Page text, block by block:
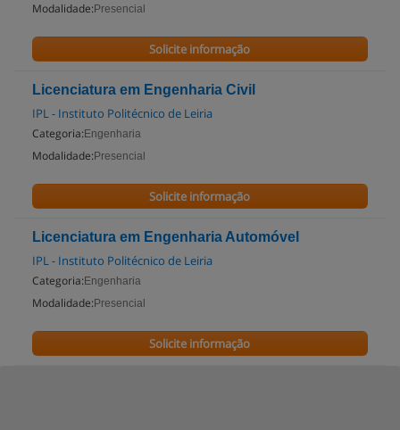
Modalidade: Presencial
Solicite informação
Licenciatura em Engenharia Civil
IPL - Instituto Politécnico de Leiria
Categoria: Engenharia
Modalidade: Presencial
Solicite informação
Licenciatura em Engenharia Automóvel
IPL - Instituto Politécnico de Leiria
Categoria: Engenharia
Modalidade: Presencial
Solicite informação